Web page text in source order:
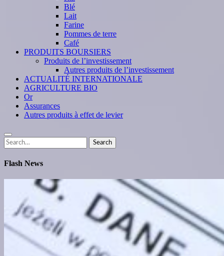
Blé
Lait
Farine
Pommes de terre
Café
PRODUITS BOURSIERS
Produits de l’investissement
Autres produits de l’investissement
ACTUALITÉ INTERNATIONALE
AGRICULTURE BIO
Or
Assurances
Autres produits à effet de levier
Search
for:
Search
Flash News